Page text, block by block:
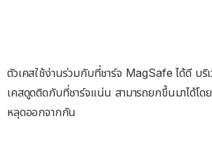
ตัวเคสใช้ง่านร่วมกับที่ชาร์จ MagSafe ได้ดี บ
เคสดูดติดกับที่ชาร์จแน่น สามารถยกขึ้นมาได้โด
หลุดออกจากกัน